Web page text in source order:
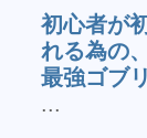
初心者が
れる為の
最強ゴブ
...